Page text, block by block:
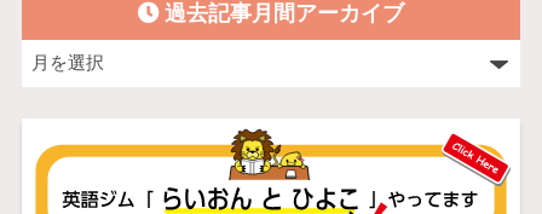
過去記事月間アーカイブ